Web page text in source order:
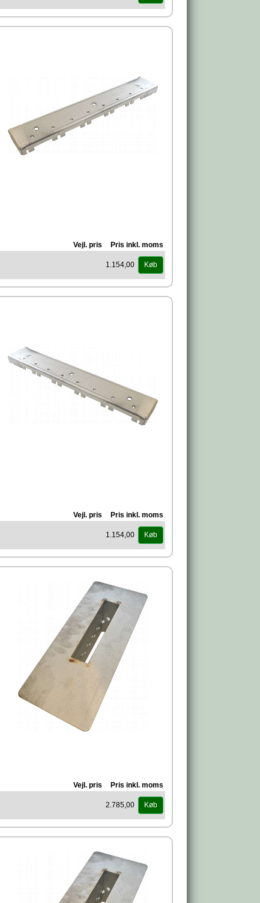
Vejl. pris Pris inkl. moms
1.154,00 Køb
Vejl. pris Pris inkl. moms
1.154,00 Køb
Vejl. pris Pris inkl. moms
2.785,00 Køb